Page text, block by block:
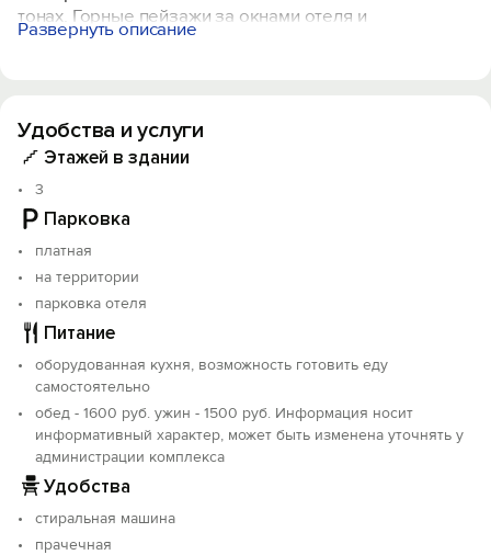
тонах. Горные пейзажи за окнами отеля и
прекрасные виды с балконов. Во всех номерах есть
Гостевой комплекс «4Rest» — это единение с
суеты, наполнение энергией, а так же активный и
полезный отдых.
1 июня в нашем отеле открылся Конференц зал
площадью 80 кв.м., вместимостью до 50 человек!
Принимаем группы йога/ретрит и классические
конференции.
Развернуть описание
Удобства и услуги
Этажей в здании
3
Парковка
платная
на территории
парковка отеля
Питание
оборудованная кухня, возможность готовить еду
самостоятельно
обед - 1600 руб. ужин - 1500 руб. Информация носит
информативный характер, может быть изменена уточнять у
администрации комплекса
Удобства
стиральная машина
прачечная